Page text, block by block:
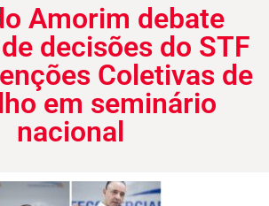
Amorim debate
decisões do STF
Coletivas de
em seminário
nacional